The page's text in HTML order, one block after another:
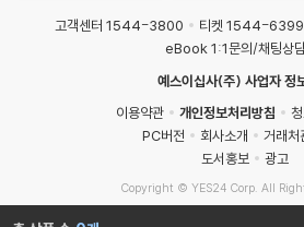
고객센터 1544-3800 티켓 1544-6399
eBook 1:1문의/채팅상
예스이십사(주) 사업자 정
이용약관
개인정보처리방침
PC버전
회사소개
거래처
도서홍보
광고
Copyright © YES24 Corp. All
MATOM6